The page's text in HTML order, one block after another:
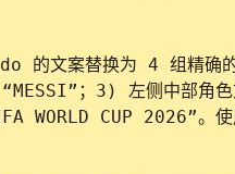
的文案替换为 4 组精确
；3) 左侧中部角
WORLD CUP 2026”。使